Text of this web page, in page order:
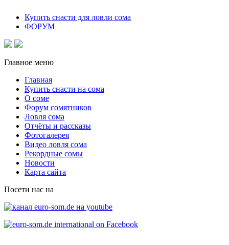
Купить снасти для ловли сома
ФОРУМ
Главное меню
Главная
Купить снасти на сома
О соме
Форум сомятников
Ловля сома
Отчёты и рассказы
Фотогалерея
Видео ловля сома
Рекордные сомы
Новости
Карта сайта
Посети нас на